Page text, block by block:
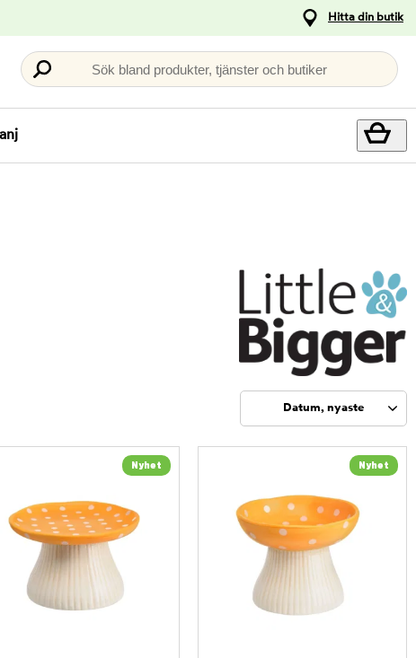
Hitta din butik
Sök bland produkter, tjänster och butiker
Datum, nyaste